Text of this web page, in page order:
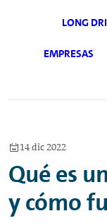
LONG
EMPRESAS
14 dic 2022
Qué es
y cómo